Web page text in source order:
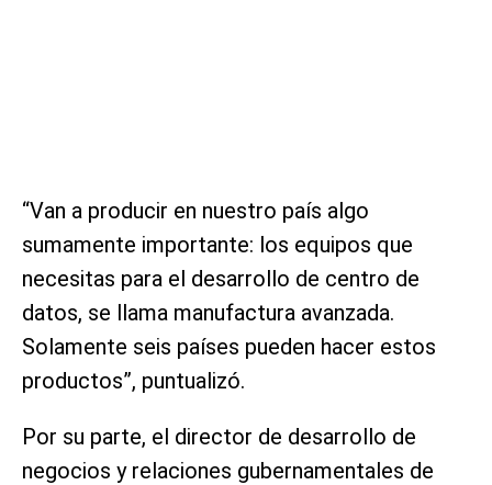
“Van a producir en nuestro país algo
sumamente importante: los equipos que
necesitas para el desarrollo de centro de
datos, se llama manufactura avanzada.
Solamente seis países pueden hacer estos
productos”, puntualizó.
Por su parte, el director de desarrollo de
negocios y relaciones gubernamentales de